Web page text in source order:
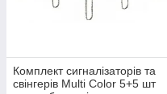
Комплект сигналізаторів та
свінгерів Multi Color 5+5 шт